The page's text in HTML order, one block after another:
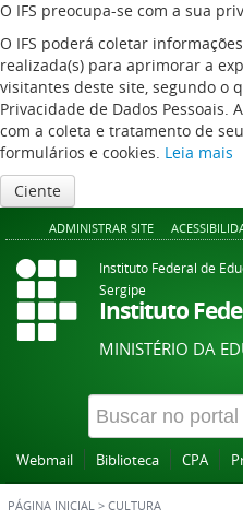
O IFS preocupa-se com a sua
O IFS poderá coletar
realizada(s) para aprimorar a
visitantes deste site, segundo o
Privacidade de Dados Pessoais.
com a coleta e tratamento de
formulários e cookies. Leia mais
Ciente
ADMINISTRAR SITE
Instituto Federal de
Sergipe
Instituto
MINISTÉRIO DA
Webmail Biblioteca CPA
PÁGINA INICIAL > CULTURA